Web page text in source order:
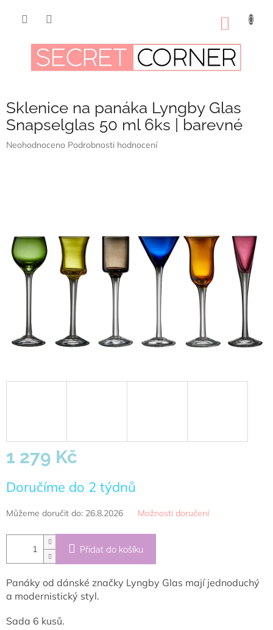
Sklenice na panáka Lyngby Glas
Snapselglas 50 ml 6ks | barevné
Průměrné
Neohodnoceno Podrobnosti hodnocení
1 279 Kč
cena:
Doručíme do 2 týdnů
Můžeme doručit do: 26.8.2026 Možnosti doručení
Přidat do košíku
Panáky od dánské značky Lyngby Glas mají jednoduchý
a modernistický styl.
Sada 6 kusů.